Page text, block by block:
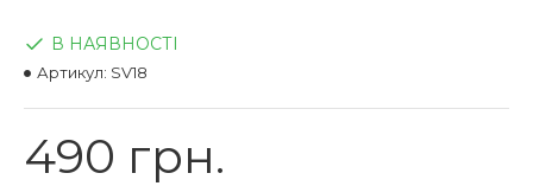
490 грн.
В НАЯВНОСТІ
Артикул: SV18